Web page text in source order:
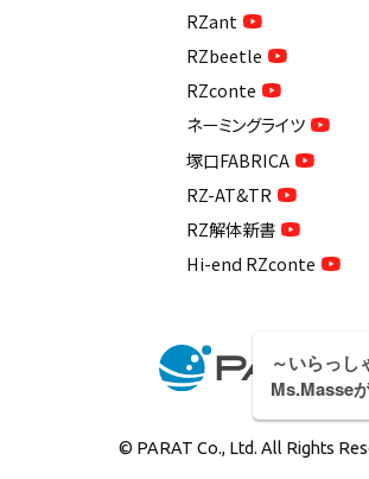
RZant
RZbeetle
RZconte
ネーミングライツ
塚口FABRICA
RZ-AT&TR
RZ解体新書
Hi-end RZconte
© PARAT Co., Ltd. All Rights
～いらっし
Ms.Masse